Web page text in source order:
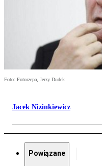
Foto: Fotorzepa, Jerzy Dudek
Jacek Nizinkiewicz
Powiązane